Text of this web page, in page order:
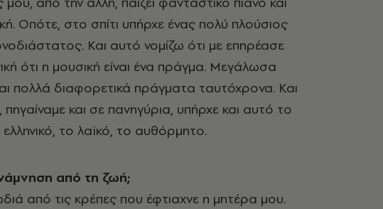
Οπότε, στο σπίτι υπήρχε ένας πολύ πλούσιος
Και αυτό νομίζω ότι με επηρέασε
ότι η μουσική είναι ένα πράγμα. Μεγάλωσα
πολλά διαφορετικά πράγματα ταυτόχρονα. Και
πηγαίναμε και σε πανηγύρια, υπήρχε και αυτό το
το λαϊκό, το αυθόρμητο.
από τη ζωή;
από τις κρέπες που έφτιαχνε η μητέρα μου.